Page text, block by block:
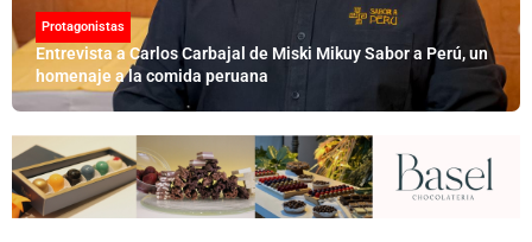
Protagonistas
Entrevista a Carlos Carbajal de Miski Mikuy Sabor a Perú, un
homenaje a la comida peruana